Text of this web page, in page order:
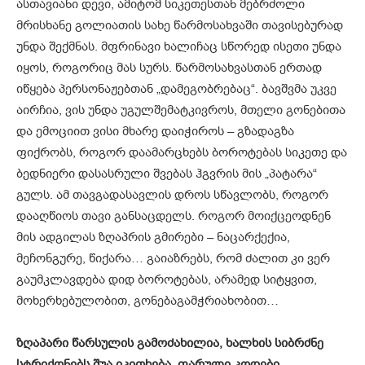
ასთავიანი დევი, ამიტომ სიკეთესთან მებრძოლი
მრისხანე გოლიათის სახე წარმოსახვაში თავისებურად
უნდა შექმნას. მფრინავი ხალიჩაც სწორედ ისეთი უნდა
იყოს, როგორიც მას სურს. წარმოსახვასთან ერთად
იწყება პერსონაჟებთან „დამეგობრებაც“. ბავშვმა უკვე
აირჩია, ვის უნდა უგულშემატკივროს, მთელი გონებითა
და ემოციით ვისი მხარე დაიჭიროს – გზადაგზა
ფიქრობს, როგორ დაამარცხებს ბოროტებას სიკეთე და
ბედნიერი დასასრული შვებას ჰგვრის მის „პატარა“
გულს. ამ თავგადასავლის დროს სწავლობს, როგორ
დააღწიოს თავი განსაცდელს. როგორ მოიქცეოდნენ
მის ადგილას ზღაპრის გმირები – ნაცარქექია,
მეჩონგურე, წიქარა… გაიაზრებს, რომ ძალით კი ვერ
გაუმკლავდება დიდ ბოროტებას, არამედ სიტყვით,
მოხერხებულობით, გონებაგამჭრიახობით…
ზღაპარი წარსულის გამოძახილია, ხალხის სიბრძნე